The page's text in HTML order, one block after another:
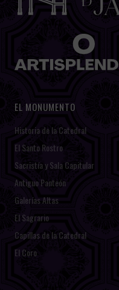
EL MONUMENTO
Historia de la Catedral
El Santo Rostro
Sacristía y Sala Capitular
Antiguo Panteón
Galerías Altas
El Sagrario
Capillas de la Catedral
El Coro